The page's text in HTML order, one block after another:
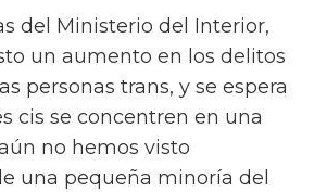
del Ministerio del Interior,
un aumento en los delitos
personas trans, y se espera
cis se concentren en una
no hemos visto
una pequeña minoría del